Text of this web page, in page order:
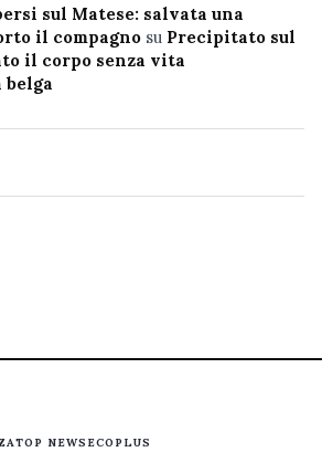
sul Matese: salvata una
il compagno su Precipitato sul
il corpo senza vita
belga
TOP NEWS ECOPLUS